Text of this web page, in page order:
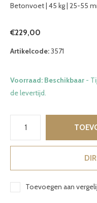
Betonvoet | 45 kg | 25-55
€229,00
Artikelcode:3571
Voorraad: Beschikbaar -
de levertijd.
Toevoegen aan